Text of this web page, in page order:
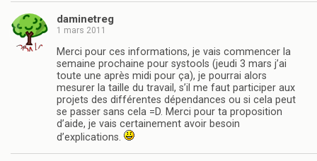
daminetreg
1 mars 2011
Merci pour ces informations, je vais commencer la
semaine prochaine pour systools (jeudi 3 mars j’ai
toute une après midi pour ça), je pourrai alors
mesurer la taille du travail, s’il me faut participer aux
projets des différentes dépendances ou si cela peut
se passer sans cela =D. Merci pour ta proposition
d’aide, je vais certainement avoir besoin
d’explications.